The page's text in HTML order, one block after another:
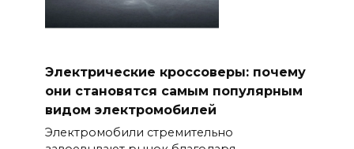
Электрические кроссоверы: почему
они становятся самым популярным
видом электромобилей
Электромобили стремительно